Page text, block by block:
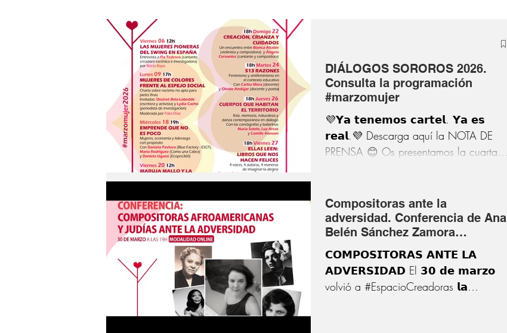
DIÁLOGOS SOROROS 2026.
Consulta la programación
#marzomujer
💜𝗬𝗮 𝘁𝗲𝗻𝗲𝗺𝗼𝘀 𝗰𝗮𝗿𝘁𝗲𝗹. 𝗬𝗮 𝗲𝘀
𝗿𝗲𝗮𝗹.💜 Descarga aquí la NOTA DE
PRENSA 😊 Os presentamos la cuarta
𝗱𝗲 𝗺𝗮𝗿𝘇𝗼 🗓️, en el marco de
#𝗠𝗮𝗿𝘇𝗼𝗠𝘂𝗷𝗲𝗿 🌸. Un espacio de
activismo, encuentro, pensamiento y
creación que vuelve para dialogar y
compartir en torno a las experiencias de
las mujeres en la sociedad, el arte y la
cultura. 💟🌟 🎙️Entrevistas, tertulias,
Compositoras ante la
adversidad. Conferencia de Ana
Belén Sánchez Zamora
#EspacioCreadoras
𝗖𝗢𝗠𝗣𝗢𝗦𝗜𝗧𝗢𝗥𝗔𝗦 𝗔𝗡𝗧𝗘 𝗟𝗔
𝗔𝗗𝗩𝗘𝗥𝗦𝗜𝗗𝗔𝗗 El 𝟯𝟬 𝗱𝗲 𝗺𝗮𝗿𝘇𝗼
volvió a #EspacioCreadoras 𝗹𝗮